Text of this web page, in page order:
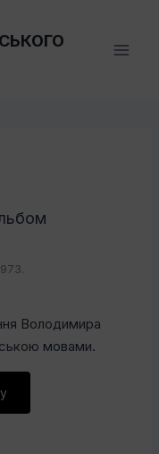
Володимира
мовами.